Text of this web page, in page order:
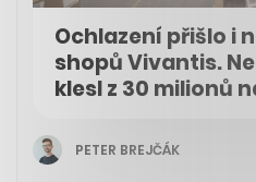
Ochlazení přišlo i
shopů Vivantis.
klesl z 30 milionů
PETER BREJČÁK